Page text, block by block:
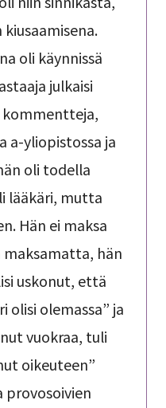
oli käynnissä
julkaisi
a-yliopistossa ja
oli todella
lääkäri, mutta
Hän ei maksa
maksamatta, hän
uskonut, että
olisi olemassa” ja
vuokraa, tuli
oikeuteen”
provosoivien